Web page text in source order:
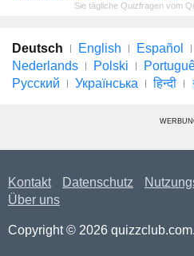
Sie tägliche Quizfragen vom
Deutsch English Español
Nederlands
Polski
Русский
Українська हिन्दी
Kontakt Datenschutz
Über uns
Copyright © 2026